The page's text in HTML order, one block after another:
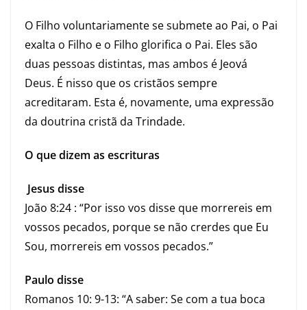
O Filho voluntariamente se submete ao Pai, o Pai
exalta o Filho e o Filho glorifica o Pai. Eles são
duas pessoas distintas, mas ambos é Jeová
Deus. É nisso que os cristãos sempre
acreditaram. Esta é, novamente, uma expressão
da doutrina cristã da Trindade.
O que dizem as escrituras
Jesus disse
João 8:24 : “Por isso vos disse que morrereis em
vossos pecados, porque se não crerdes que Eu
Sou, morrereis em vossos pecados.”
Paulo disse
Romanos 10: 9-13: “A saber: Se com a tua boca